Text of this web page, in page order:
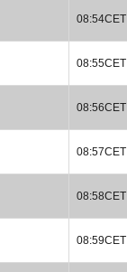
08:54CET
08:55CET
08:56CET
08:57CET
08:58CET
08:59CET